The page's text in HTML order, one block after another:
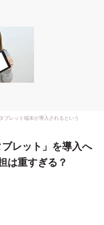
ブレット端末が導入されるという
レット」を導入へ
重すぎる？